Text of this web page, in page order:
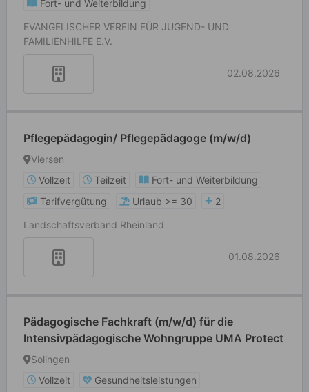
Fort- und Weiterbildung
EVANGELISCHER VEREIN FÜR JUGEND- UND
FAMILIENHILFE E.V.
02.08.2026
Pflegepädagogin/ Pflegepädagoge (m/w/d)
Viersen
Vollzeit
Teilzeit
Fort- und Weiterbildung
Tarifvergütung
Urlaub >= 30
2
Landschaftsverband Rheinland
01.08.2026
Pädagogische Fachkraft (m/w/d) für die
Intensivpädagogische Wohngruppe UMA Protect
Solingen
Vollzeit
Gesundheitsleistungen